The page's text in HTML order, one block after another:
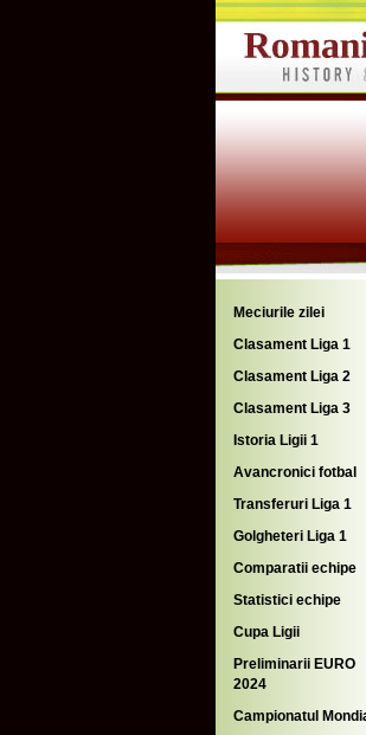
Meciurile zilei
Clasament Liga 1
Clasament Liga 2
Clasament Liga 3
Istoria Ligii 1
Avancronici fotbal
Transferuri Liga 1
Golgheteri Liga 1
Comparatii echipe
Statistici echipe
Cupa Ligii
Preliminarii EURO
2024
Campionatul